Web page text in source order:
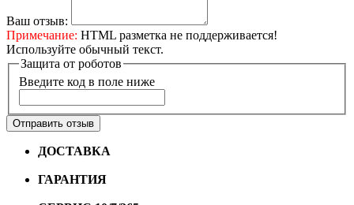
Ваш отзыв:
Примечание: HTML разметка не поддерживается!
Используйте обычный текст.
Защита от роботов
Введите код в поле ниже
Отправить отзыв
ДОСТАВКА
ГАРАНТИЯ